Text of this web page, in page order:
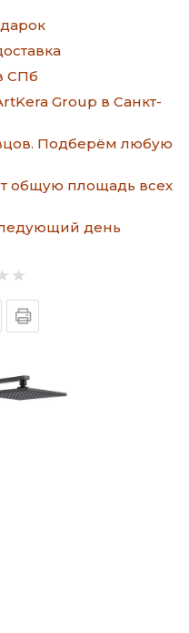
СПб
Group в Санкт-
Подберём любую
общую площадь всех
день